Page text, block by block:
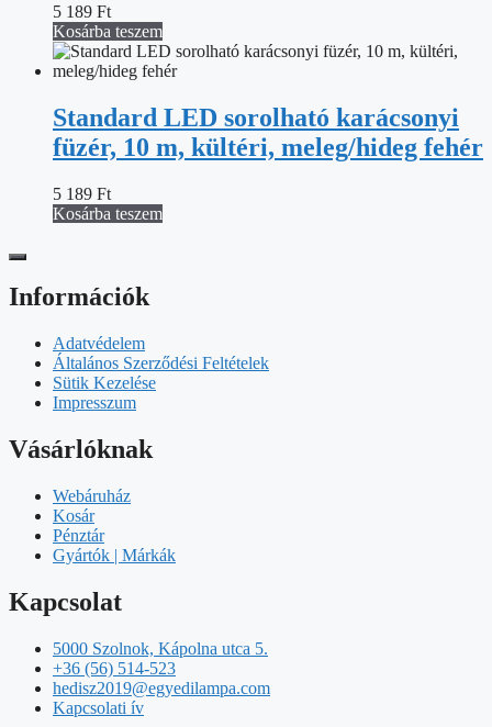
5 189 Ft
Kosárba teszem
Standard LED sorolható karácsonyi
füzér, 10 m, kültéri, meleg/hideg fehér
5 189 Ft
Kosárba teszem
Információk
Adatvédelem
Általános Szerződési Feltételek
Sütik Kezelése
Impresszum
Vásárlóknak
Webáruház
Kosár
Pénztár
Gyártók | Márkák
Kapcsolat
5000 Szolnok, Kápolna utca 5.
+36 (56) 514-523
hedisz2019@egyedilampa.com
Kapcsolati ív